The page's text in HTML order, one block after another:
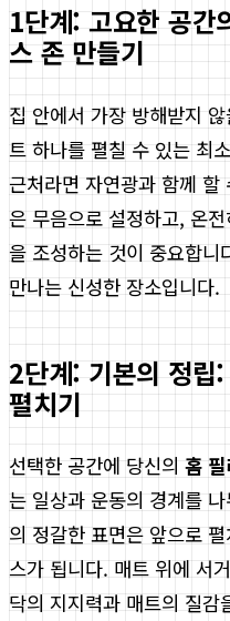
1단계: 고요한 공간
스 존 만들기
집 안에서 가장 방해받지
트 하나를 펼칠 수 있는 최
근처라면 자연광과 함께
은 무음으로 설정하고, 온
을 조성하는 것이 중요합니
만나는 신성한 장소입니다.
2단계: 기본의 정립
펼치기
선택한 공간에 당신의 홈
는 일상과 운동의 경계를
의 정갈한 표면은 앞으로
스가 됩니다. 매트 위에 서
닥의 지지력과 매트의 질감